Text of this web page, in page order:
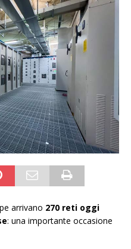
arrivano 270 reti oggi
: una importante occasione